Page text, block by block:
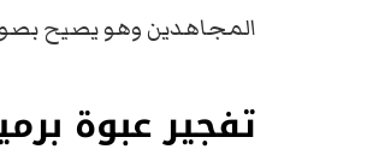
المجاهدين وهو يصيح بصوت
تفجير عبوة